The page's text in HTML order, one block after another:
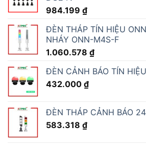
984.199 ₫
ĐÈN THÁP TÍN HIỆU
NHÁY ONN-M4S-F
1.060.578 ₫
ĐÈN CẢNH BÁO TÍN
432.000 ₫
ĐÈN THÁP CẢNH BÁO
583.318 ₫